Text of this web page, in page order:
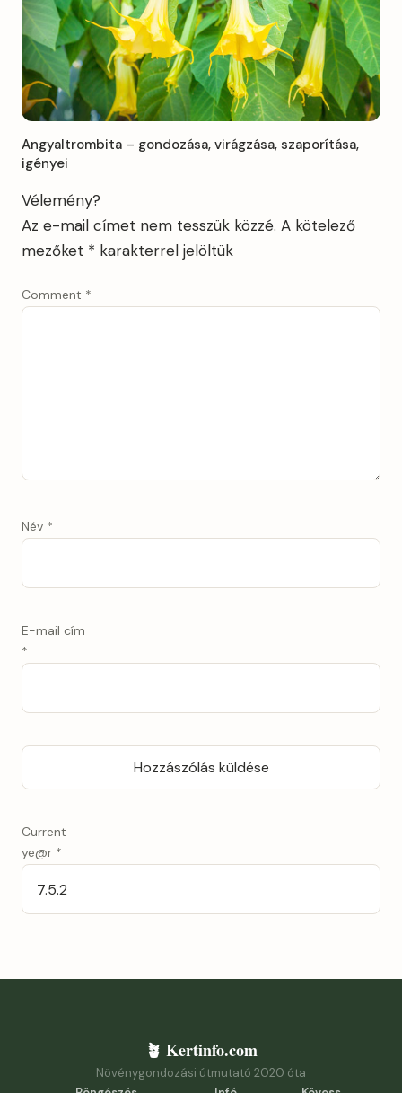
Angyaltrombita – gondozása, virágzása, szaporítása,
igényei
Vélemény?
Az e-mail címet nem tesszük közzé. A kötelező
mezőket * karakterrel jelöltük
Comment *
Név *
E-mail cím
*
Current
ye@r *
🪴 Kertinfo.com
Növénygondozási útmutató 2020 óta